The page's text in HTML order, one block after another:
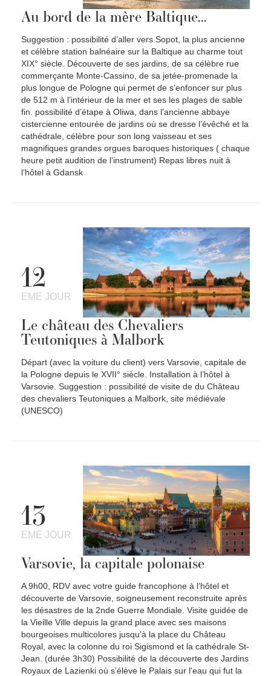
Au bord de la mère Baltique...
Suggestion : possibilité d’aller vers Sopot, la plus ancienne
et célèbre station balnéaire sur la Baltique au charme tout
XIX° siècle. Découverte de ses jardins, de sa célèbre rue
commerçante Monte-Cassino, de sa jetée-promenade la
plus longue de Pologne qui permet de s’enfoncer sur plus
de 512 m à l’intérieur de la mer et ses les plages de sable
fin. possibilité d’étape à Oliwa, dans l’ancienne abbaye
cistercienne entourée de jardins où se dresse l’évêché et la
cathédrale, célèbre pour son long vaisseau et ses
magnifiques grandes orgues baroques historiques ( chaque
heure petit audition de l’instrument) Repas libres nuit à
l’hôtel à Gdansk
12
EME JOUR
Le château des Chevaliers
Teutoniques à Malbork
Départ (avec la voiture du client) vers Varsovie, capitale de
la Pologne depuis le XVII° siècle. Installation à l’hôtel à
Varsovie. Suggestion : possibilité de visite de du Château
des chevaliers Teutoniques a Malbork, site médiévale
(UNESCO)
13
EME JOUR
Varsovie, la capitale polonaise
A 9h00, RDV avec votre guide francophone à l’hôtel et
découverte de Varsovie, soigneusement reconstruite après
les désastres de la 2nde Guerre Mondiale. Visite guidée de
la Vieille Ville depuis la grand place avec ses maisons
bourgeoises multicolores jusqu’à la place du Château
Royal, avec la colonne du roi Sigismond et la cathédrale St-
Jean. (durée 3h30) Possibilité de la découverte des Jardins
Royaux de Lazienki où s’élève le Palais sur l'eau qui fut la